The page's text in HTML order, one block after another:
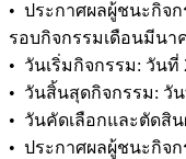
• ประกาศผลผู้ชนะกิจก
รอบกิจกรรมเดือนมีนา
• วันเริ่มกิจกรรม: วันที่
• วันสิ้นสุดกิจกรรม: วัน
• วันคัดเลือกและตัดสิน
• ประกาศผลผู้ชนะกิจก